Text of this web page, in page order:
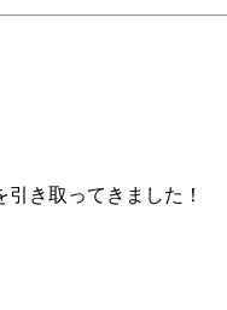
き取ってきました！